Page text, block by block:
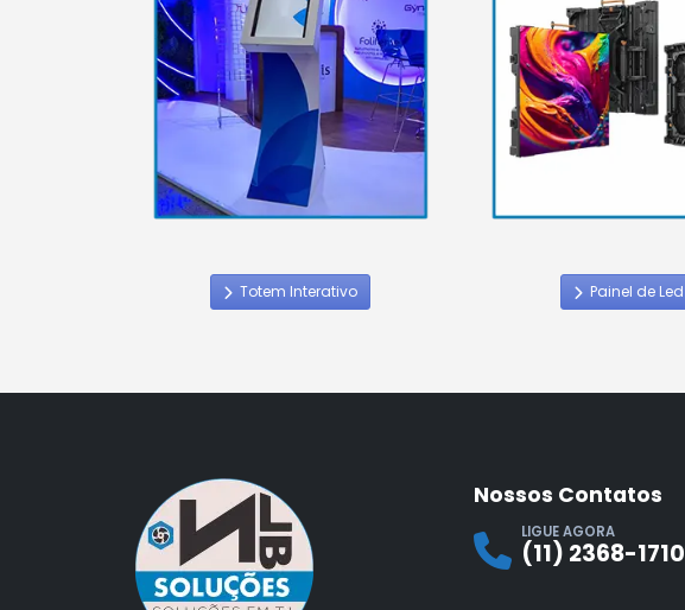
Totem Interativo Painel de Led
Nossos Contatos
LIGUE AGORA
(11) 2368-1710